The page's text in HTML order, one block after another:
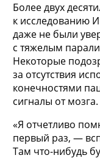
Более двух
к исследованию
даже не были
с тяжелым
Некоторые
за отсутствия
конечностями
сигналы от
«Я отчетливо
первый раз, —
Там что-нибудь